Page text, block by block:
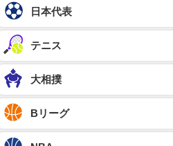
日本代表
テニス
大相撲
Bリーグ